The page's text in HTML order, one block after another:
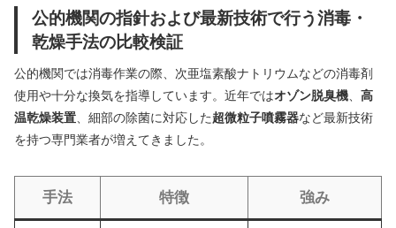
公的機関の指針および最新技術で行う消毒・
乾燥手法の比較検証
公的機関では消毒作業の際、次亜塩素酸ナトリウムなどの消毒剤
使用や十分な換気を指導しています。近年ではオゾン脱臭機、 高
温乾燥装置、細部の除菌に対応した超微粒子噴霧器など最新技術
を持つ専門業者が増えてきました。
手法 特徴 強み